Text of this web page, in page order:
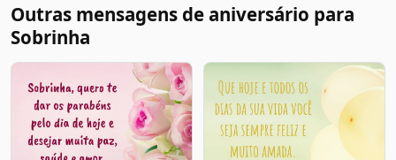
Outras mensagens de aniversário para
Sobrinha